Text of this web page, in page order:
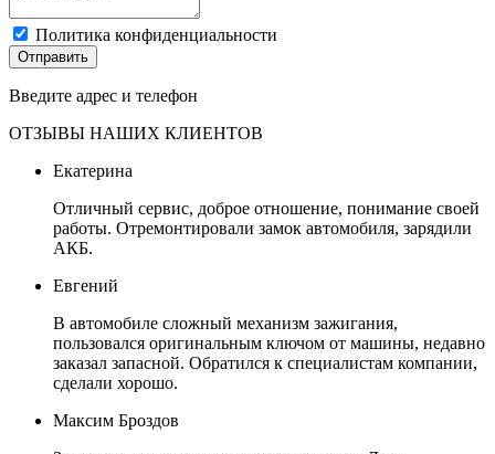
Политика конфиденциальности
Отправить
Введите адрес и телефон
ОТЗЫВЫ НАШИХ КЛИЕНТОВ
Екатерина
Отличный сервис, доброе отношение, понимание своей
работы. Отремонтировали замок автомобиля, зарядили
АКБ.
Евгений
В автомобиле сложный механизм зажигания,
пользовался оригинальным ключом от машины, недавно
заказал запасной. Обратился к специалистам компании,
сделали хорошо.
Максим Броздов